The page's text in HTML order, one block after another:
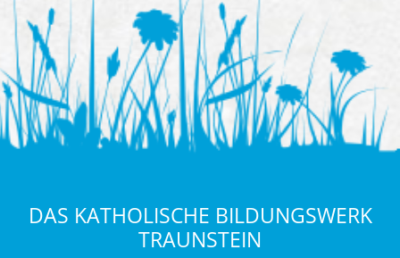
DAS KATHOLISCHE BILDUNGSWERK
TRAUNSTEIN